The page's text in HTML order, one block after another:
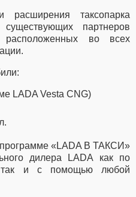
расширения таксопарка
партнеров
расположенных во всех
LADA Vesta CNG)
«LADA В ТАКСИ»
дилера LADA как по
так и с помощью любой